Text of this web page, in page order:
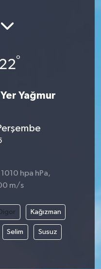
22°
Yağmur
hpa hPa,
m/s
Kağızman
Selim Susuz